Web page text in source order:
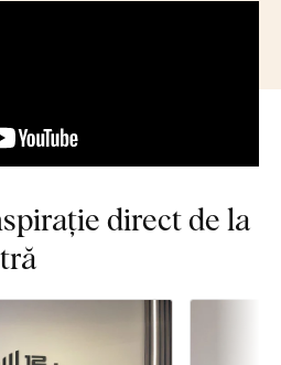
direct de la